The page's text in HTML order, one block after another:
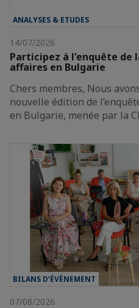
ANALYSES & ETUDES
14/07/2026
Participez à l'enquête de
affaires en Bulgarie
Chers membres, Nous
nouvelle édition de
en Bulgarie, menée par la
BILANS D’ÉVÈNEMENT
07/08/2026